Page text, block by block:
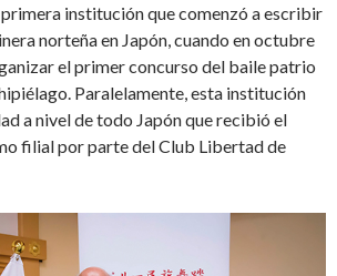
institución que comenzó a escribir
norteña en Japón, cuando en octubre
el primer concurso del baile patrio
Paralelamente, esta institución
a nivel de todo Japón que recibió el
filial por parte del Club Libertad de